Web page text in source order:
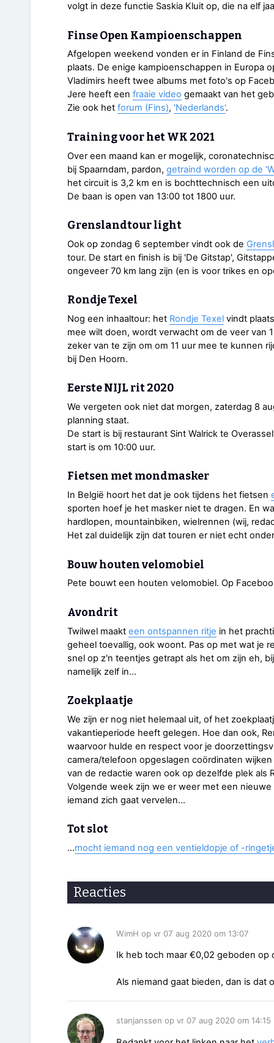
volgt in deze functie Saskia Kluit op, die na elf
Finse Open Kampioenschappen
Afgelopen weekend vonden er in Finland de
plaats. De enige kampioenschappen in Europa
Vladimirs heeft twee albums met foto's op
Jere heeft een fraaie video gemaakt van het
Zie ook het forum (Fins), 'Nederlands'.
Training voor het WK 2021
Over een maand kan er mogelijk,
bij Spaarndam, pardon, getraind worden op de
het circuit is 3,2 km en is bochttechnisch een
De baan is open van 13:00 tot 1800 uur.
Grenslandtour light
Ook op zondag 6 september vindt ook de
tour. De start en finish is bij 'De Gitstap',
ongeveer 70 km lang zijn (en is voor trikes en
Rondje Texel
Nog een inhaaltour: het Rondje Texel vindt
mee wilt doen, wordt verwacht om de veer van
zeker van te zijn om om 11 uur mee te kunnen
bij Den Hoorn.
Eerste NIJL rit 2020
We vergeten ook niet dat morgen, zaterdag 8
planning staat.
De start is bij restaurant Sint Walrick te
start is om 10:00 uur.
Fietsen met mondmasker
In België hoort het dat je ook tijdens het fietsen
sporten hoef je het masker niet te dragen. En
hardlopen, mountainbiken, wielrennen (wij,
Het zal duidelijk zijn dat touren er niet echt
Bouw houten velomobiel
Pete bouwt een houten velomobiel. Op
Avondrit
Twilwel maakt een ontspannen ritje in het
geheel toevallig, ook woont. Pas op met wat je
snel op z'n teentjes getrapt als het om zijn eh,
namelijk zelf in...
Zoekplaatje
We zijn er nog niet helemaal uit, of het
vakantieperiode heeft gelegen. Hoe dan ook,
waarvoor hulde en respect voor je
camera/telefoon opgeslagen coördinaten
van de redactie waren ook op dezelfde plek als
Volgende week zijn we er weer met een
iemand zich gaat vervelen...
Tot slot
...mocht iemand nog een ventieldopje of -
Reacties
WimH op vr 07 aug 2020 om 13:07
Ik heb toch maar €0,02 geboden op
Als niemand gaat bieden, dan is dat
stanjanssen op vr 07 aug 2020 om 14:15